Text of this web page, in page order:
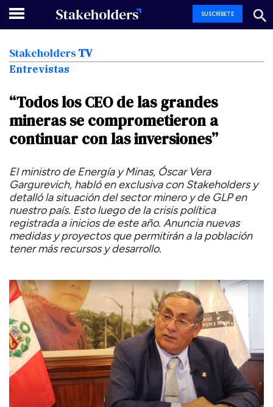
SUSCRÍBETE
Stakeholders TV
Entrevistas
“Todoslos CEO delas grandes
mineras se comprometieron a
continuar conlasinversiones”
El ministro de Energía y Minas, Óscar Vera
Gargurevich, habló en exclusiva con Stakeholders y
detalló la situación del sector minero y de GLP en
nuestro país. Esto luego de la crisis política
registrada a inicios de este año. Anuncia nuevas
medidas y proyectos que permitirán a la población
tener más recursos y desarrollo.